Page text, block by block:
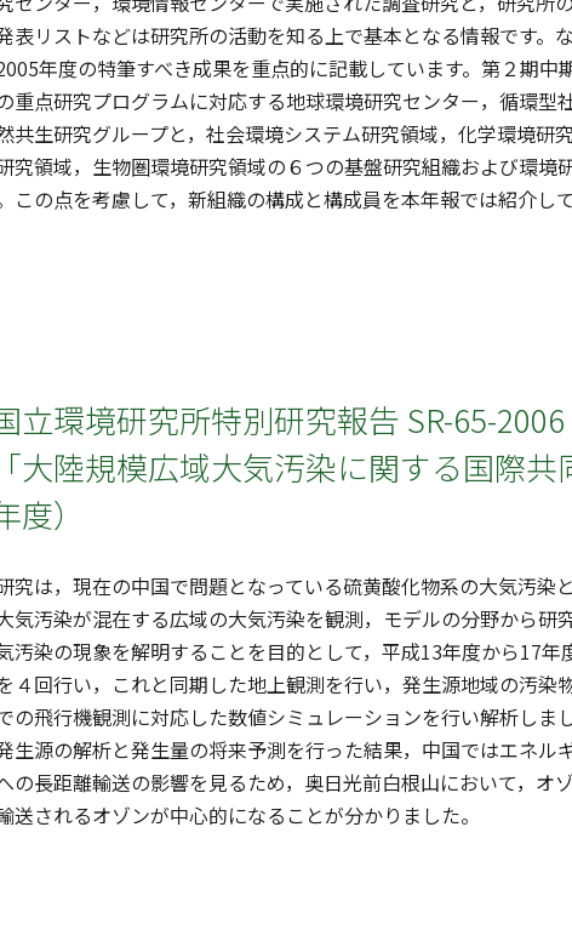
表リストなどは研究所の活動を知る上で基本となる情報です
年度の特筆すべき成果を重点的に記載しています。第２期
重点研究プログラムに対応する地球環境研究センター，循環
共生研究グループと，社会環境システム研究領域，化学環境
究領域，生物圏環境研究領域の６つの基盤研究組織および環
この点を考慮して，新組織の構成と構成員を本年報では紹介して
立環境研究所特別研究報告 SR-65-2006
「大陸規模広域大気汚染に関する国際
度）
究は，現在の中国で問題となっている硫黄酸化物系の大気汚染
気汚染が混在する広域の大気汚染を観測，モデルの分野から
汚染の現象を解明することを目的として，平成13年度から17
４回行い，これと同期した地上観測を行い，発生源地域の汚染
の飛行機観測に対応した数値シミュレーションを行い解析し
生源の解析と発生量の将来予測を行った結果，中国ではエネ
の長距離輸送の影響を見るため，奥日光前白根山において，
送されるオゾンが中心的になることが分かりました。